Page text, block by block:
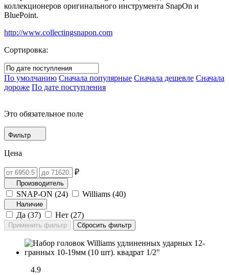
коллекционеров оригинального инструмента SnapOn и
BluePoint.
http://www.collectingsnapon.com
Сортировка:
По умолчанию Сначала популярные Сначала дешевле Сначала
дороже По дате поступления
Это обязательное поле
Фильтр
Цена
₽
Производитель
SNAP-ON (24) Williams (40)
Наличие
Да (37) Нет (27)
4.9